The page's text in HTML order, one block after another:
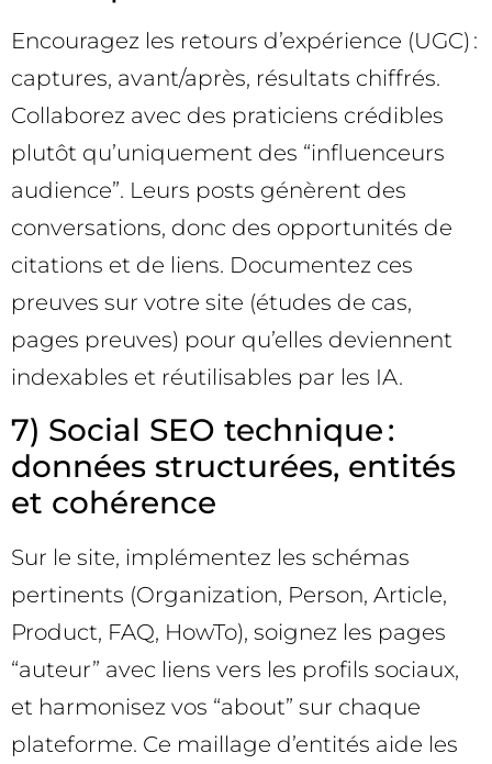
Encouragez les retours d’expérience (UGC) :
captures, avant/après, résultats chiffrés.
Collaborez avec des praticiens crédibles
plutôt qu’uniquement des “influenceurs
audience”. Leurs posts génèrent des
conversations, donc des opportunités de
citations et de liens. Documentez ces
preuves sur votre site (études de cas,
pages preuves) pour qu’elles deviennent
indexables et réutilisables par les IA.
7) Social SEO technique :
données structurées, entités
et cohérence
Sur le site, implémentez les schémas
pertinents (Organization, Person, Article,
Product, FAQ, HowTo), soignez les pages
“auteur” avec liens vers les profils sociaux,
et harmonisez vos “about” sur chaque
plateforme. Ce maillage d’entités aide les